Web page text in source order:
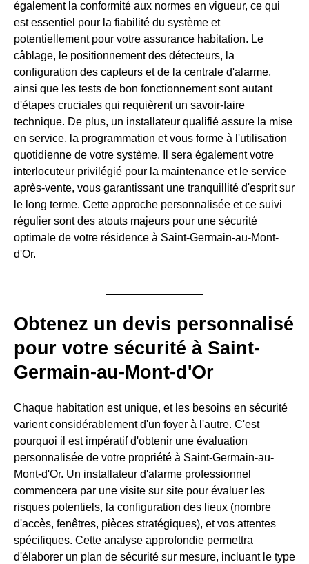
également la conformité aux normes en vigueur, ce qui
est essentiel pour la fiabilité du système et
potentiellement pour votre assurance habitation. Le
câblage, le positionnement des détecteurs, la
configuration des capteurs et de la centrale d'alarme,
ainsi que les tests de bon fonctionnement sont autant
d'étapes cruciales qui requièrent un savoir-faire
technique. De plus, un installateur qualifié assure la mise
en service, la programmation et vous forme à l'utilisation
quotidienne de votre système. Il sera également votre
interlocuteur privilégié pour la maintenance et le service
après-vente, vous garantissant une tranquillité d'esprit sur
le long terme. Cette approche personnalisée et ce suivi
régulier sont des atouts majeurs pour une sécurité
optimale de votre résidence à Saint-Germain-au-Mont-
d'Or.
Obtenez un devis personnalisé
pour votre sécurité à Saint-
Germain-au-Mont-d'Or
Chaque habitation est unique, et les besoins en sécurité
varient considérablement d'un foyer à l'autre. C'est
pourquoi il est impératif d'obtenir une évaluation
personnalisée de votre propriété à Saint-Germain-au-
Mont-d'Or. Un installateur d'alarme professionnel
commencera par une visite sur site pour évaluer les
risques potentiels, la configuration des lieux (nombre
d'accès, fenêtres, pièces stratégiques), et vos attentes
spécifiques. Cette analyse approfondie permettra
d'élaborer un plan de sécurité sur mesure, incluant le type